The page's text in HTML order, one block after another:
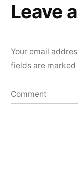
Leave
Your email
fields are marked
Comment